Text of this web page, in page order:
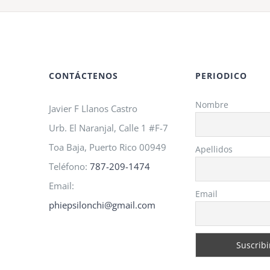
CONTÁCTENOS
Javier F Llanos Castro
Urb. El Naranjal, Calle 1 #F-7
Toa Baja, Puerto Rico 00949
Teléfono:787-209-1474
Email:
phiepsilonchi@gmail.com
PERIODICO
Nombre
Apellidos
Email